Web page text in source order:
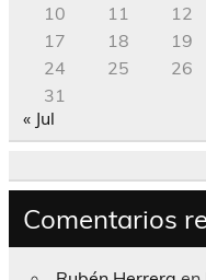
10
11 12
17
18 19
24
25 26
31
« Jul
Comentarios